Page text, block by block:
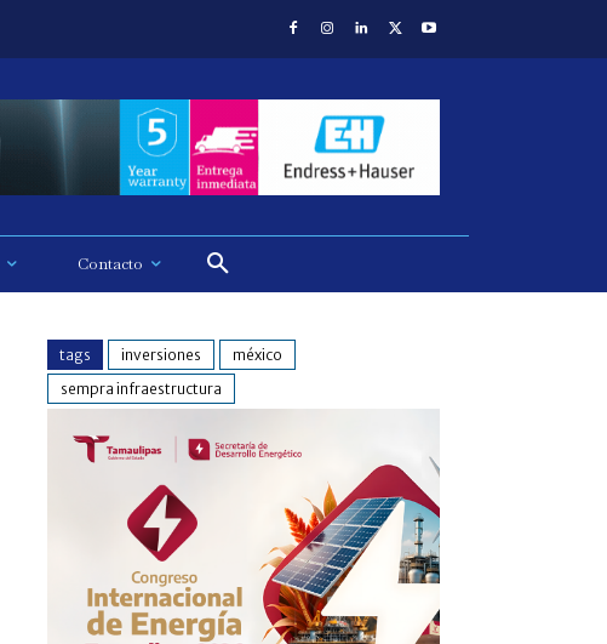
Contacto
tags inversiones
méxico
sempra infraestructura